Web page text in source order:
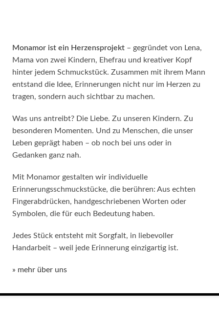
Monamor ist ein Herzensprojekt – gegründet von Lena,
Mama von zwei Kindern, Ehefrau und kreativer Kopf
hinter jedem Schmuckstück. Zusammen mit ihrem Mann
entstand die Idee, Erinnerungen nicht nur im Herzen zu
tragen, sondern auch sichtbar zu machen.
Was uns antreibt? Die Liebe. Zu unseren Kindern. Zu
besonderen Momenten. Und zu Menschen, die unser
Leben geprägt haben – ob noch bei uns oder in
Gedanken ganz nah.
Mit Monamor gestalten wir individuelle
Erinnerungsschmuckstücke, die berühren: Aus echten
Fingerabdrücken, handgeschriebenen Worten oder
Symbolen, die für euch Bedeutung haben.
Jedes Stück entsteht mit Sorgfalt, in liebevoller
Handarbeit – weil jede Erinnerung einzigartig ist.
» mehr über uns